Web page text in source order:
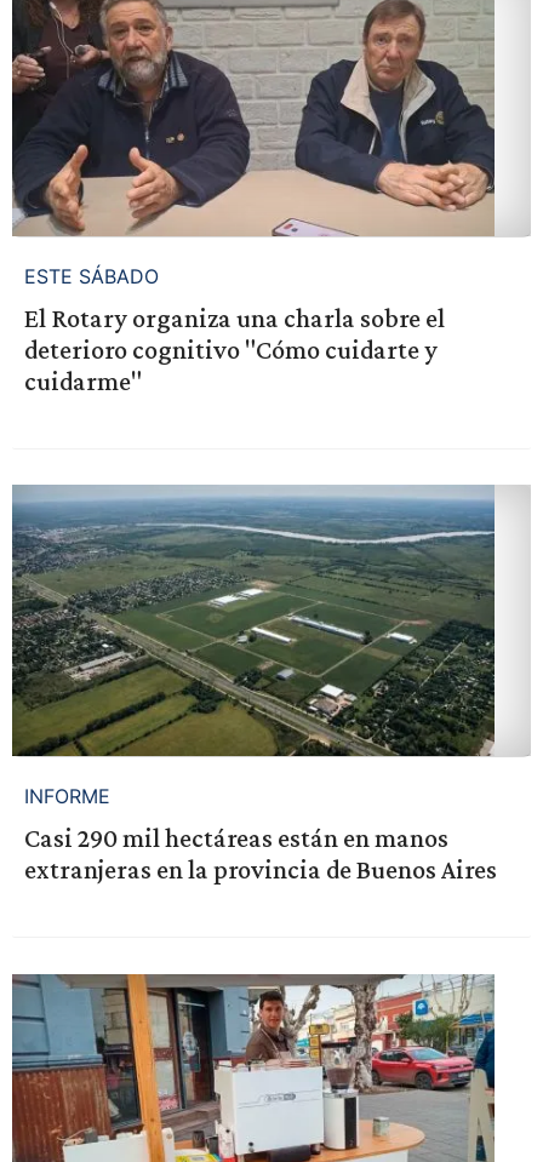
ESTE SÁBADO
El Rotary organiza una charla sobre el
deterioro cognitivo "Cómo cuidarte y
cuidarme"
INFORME
Casi 290 mil hectáreas están en manos
extranjeras en la provincia de Buenos Aires